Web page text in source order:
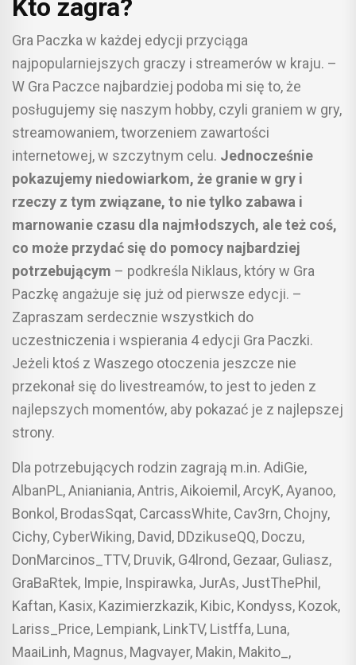
Kto zagra?
Gra Paczka w każdej edycji przyciąga
najpopularniejszych graczy i streamerów w kraju. –
W Gra Paczce najbardziej podoba mi się to, że
posługujemy się naszym hobby, czyli graniem w gry,
streamowaniem, tworzeniem zawartości
internetowej, w szczytnym celu. Jednocześnie
pokazujemy niedowiarkom, że granie w gry i
rzeczy z tym związane, to nie tylko zabawa i
marnowanie czasu dla najmłodszych, ale też coś,
co może przydać się do pomocy najbardziej
potrzebującym – podkreśla Niklaus, który w Gra
Paczkę angażuje się już od pierwsze edycji. –
Zapraszam serdecznie wszystkich do
uczestniczenia i wspierania 4 edycji Gra Paczki.
Jeżeli ktoś z Waszego otoczenia jeszcze nie
przekonał się do livestreamów, to jest to jeden z
najlepszych momentów, aby pokazać je z najlepszej
strony.
Dla potrzebujących rodzin zagrają m.in. AdiGie,
AlbanPL, Anianiania, Antris, Aikoiemil, ArcyK, Ayanoo,
Bonkol, BrodasSqat, CarcassWhite, Cav3rn, Chojny,
Cichy, CyberWiking, David, DDzikuseQQ, Doczu,
DonMarcinos_TTV, Druvik, G4lrond, Gezaar, Guliasz,
GraBaRtek, Impie, Inspirawka, JurAs, JustThePhil,
Kaftan, Kasix, Kazimierzkazik, Kibic, Kondyss, Kozok,
Lariss_Price, Lempiank, LinkTV, Listffa, Luna,
MaaiLinh, Magnus, Magvayer, Makin, Makito_,